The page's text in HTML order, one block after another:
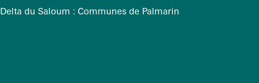
Delta du Saloum : Communes de Palmarin